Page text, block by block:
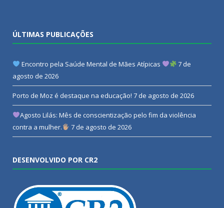
ÚLTIMAS PUBLICAÇÕES
Encontro pela Saúde Mental de Mães Atípicas
7 de
agosto de 2026
Porto de Moz é destaque na educação! 7 de agosto de 2026
Agosto Lilás: Mês de conscientização pelo fim da violência
contra a mulher.
7 de agosto de 2026
DESENVOLVIDO POR CR2